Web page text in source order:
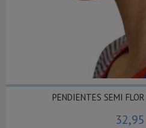
PENDIENTES SEMI